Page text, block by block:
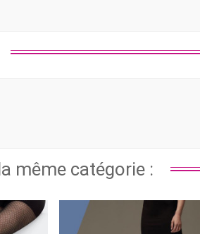
même catégorie :